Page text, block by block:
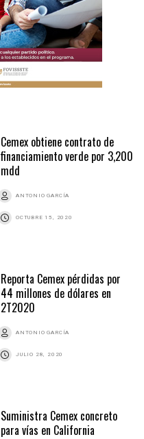
Cemex obtiene contrato de
financiamiento verde por 3,200
mdd
ANTONIO GARCÍA
OCTUBRE 15, 2020
Reporta Cemex pérdidas por
44 millones de dólares en
2T2020
ANTONIO GARCÍA
JULIO 28, 2020
Suministra Cemex concreto
para vías en California